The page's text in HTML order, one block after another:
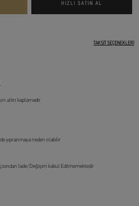
TAKSİT SEÇENEKLERİ
altın kaplamadır
yıpranmaya neden olabilir
İade/Değişim kabul Edilmemektedir